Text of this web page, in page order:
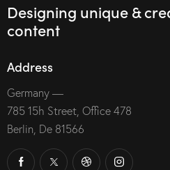
Designing unique &
content
Address
Germany —
785 15h Street, Office 478
Berlin, De 81566